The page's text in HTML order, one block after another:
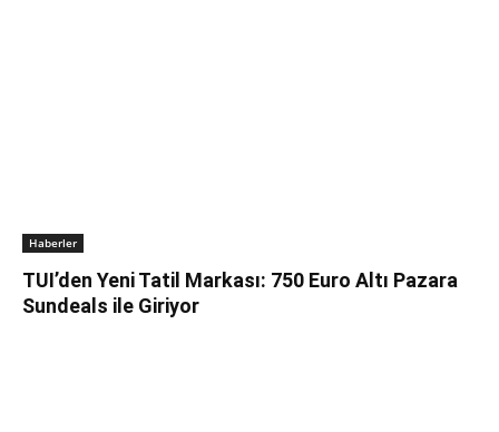
Haberler
TUI’den Yeni Tatil Markası: 750 Euro Altı Pazara
Sundeals ile Giriyor